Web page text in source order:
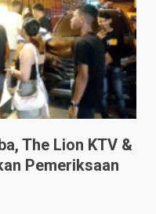
The Lion KTV &
Pemeriksaan